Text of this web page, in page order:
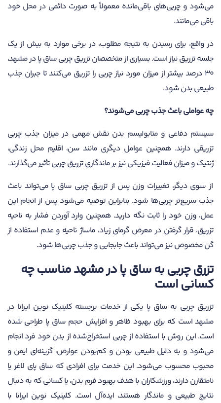
می‌شود و چربی‌های باقی‌مانده معمولاً به صورت دائمی در محل خود
باقی می‌مانند.
در واقع، برای رسیدن به نتیجه مطلوب، در برخی موارد به بیش از یک
جلسه تزریق نیاز است. بسیاری از متخصصان تزریق چربی ساق پا در مشهد،
۳۰ درصد بیشتر از میزان مورد نیاز چربی را تزریق می‌کنند تا جبران جذب
طبیعی بدن شود.
چه عواملی باعث جذب چربی می‌شوند؟
سیستم دفاعی و متابولیسم بدن نقش مهمی در میزان جذب چربی
تزریقی دارند. همچنین عوامل دیگری مانند سن، اقلیم محل زندگی،
ژنتیک و میزان فعالیت فیزیکی نیز بر ماندگاری تزریق چربی تأثیر می‌گذارند.
از سوی دیگر، تغییرات وزن پس از تزریق چربی ساق پا می‌تواند باعث
جذب سریع‌تر چربی‌ها شود. بنابراین توصیه می‌شود پس از انجام این
عمل، وزن خود را ثابت نگه دارید. همچنین وارد آوردن فشار به ناحیه
تزریق، قرار گرفتن در معرض گرمای زیاد، ماساژ ناحیه و عدم استفاده از
گن مخصوص نیز می‌تواند باعث جابجایی و جذب چربی‌ها شود.
تزرق چربی به ساق پا در مشهد مناسب چه
کسانی است
تزریق چربی به ساق پا یکی از خدمات برجسته کلینیک نوین ایرانا در
مشهد است که برای بهبود ظاهر و افزایش حجم ساق پا طراحی شده
است. این روش با استفاده از چربی استخراج‌شده از بدن خود فرد انجام
می‌شود و به دلیل طبیعی بودن و کم‌بودن عوارض، گزینه‌ای ایمن و
محبوب محسوب می‌شود. این خدمت برای افرادی که ساق پای لاغر یا
نامتقارن دارند، ورزشکاران با هدف بهبود فرم بدن، یا کسانی که به دنبال
نتایج طبیعی و ماندگار هستند، ایده‌آل است. کلینیک نوین ایرانا با